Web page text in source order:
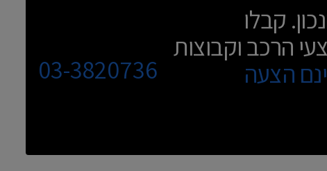
קבלו
הרכב וקבוצות
הצעה
03-3820736